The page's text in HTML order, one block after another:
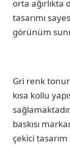
orta ağırlıkta
tasarımı
görünüm
Gri renk
kısa kollu
baskısı
çekici